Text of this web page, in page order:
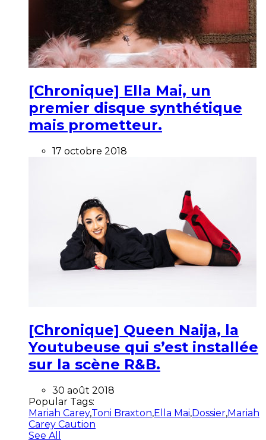
[Chronique] Ella Mai, un
premier disque synthétique
mais prometteur.
17 octobre 2018
[Chronique] Queen Naija, la
Youtubeuse qui s’est installée
sur la scène R&B.
30 août 2018
Popular Tags:
Mariah Carey,Toni Braxton,Ella Mai,Dossier,Mariah
Carey Caution
See All